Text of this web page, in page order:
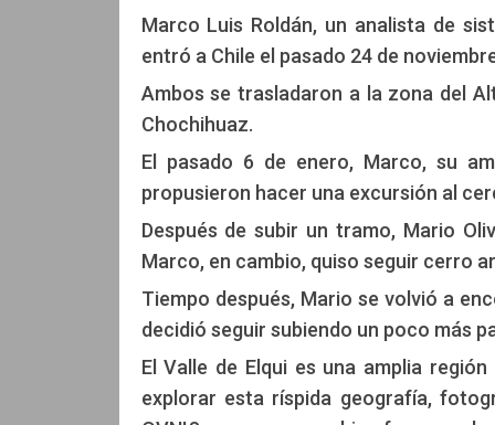
Marco Luis Roldán, un analista de
entró a Chile el pasado 24 de
Ambos se trasladaron a la zona del
Chochihuaz.
El pasado 6 de enero, Marco, su
propusieron hacer una excursión al
Después de subir un tramo, Mario
Marco, en cambio, quiso seguir cerro
Tiempo después, Mario se volvió a
decidió seguir subiendo un poco más
El Valle de Elqui es una amplia
explorar esta ríspida geografía,